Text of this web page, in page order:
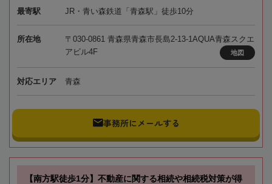
最寄駅 JR・青い森鉄道「青森駅」徒歩10分
所在地
〒030-0861 青森県青森市長島2-13-1AQUA青森スクエ
アビル4F
地図
対応エリア 青森
事務所にメールする
【南方駅徒歩1分】不動産に関する相続や相続税対策が得